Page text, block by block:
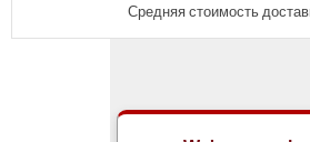
Средняя стоимость